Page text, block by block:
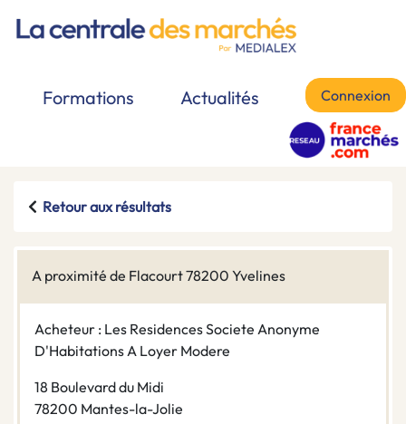
Formations Actualités Connexion
Retour aux résultats
A proximité de Flacourt 78200 Yvelines
Acheteur : Les Residences Societe Anonyme
D'Habitations A Loyer Modere
18 Boulevard du Midi
78200 Mantes-la-Jolie